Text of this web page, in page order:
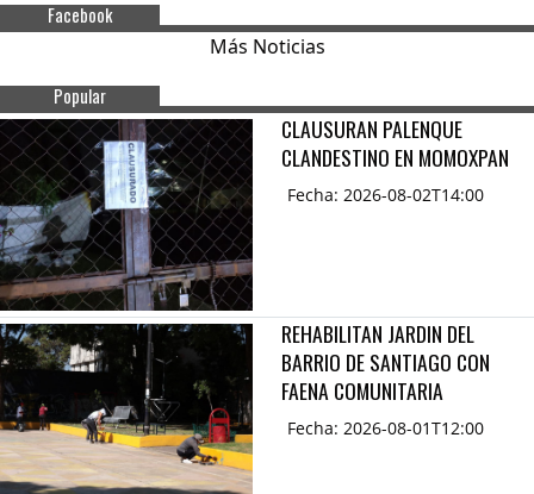
Facebook
Más Noticias
Popular
CLAUSURAN PALENQUE
CLANDESTINO EN MOMOXPAN
Fecha: 2026-08-02T14:00
REHABILITAN JARDIN DEL
BARRIO DE SANTIAGO CON
FAENA COMUNITARIA
Fecha: 2026-08-01T12:00